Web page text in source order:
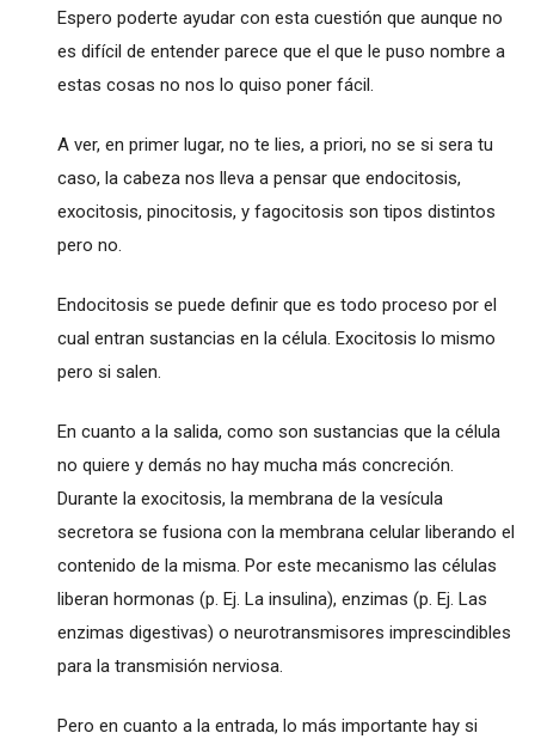
Espero poderte ayudar con esta cuestión que aunque no
es difícil de entender parece que el que le puso nombre a
estas cosas no nos lo quiso poner fácil.
A ver, en primer lugar, no te lies, a priori, no se si sera tu
caso, la cabeza nos lleva a pensar que endocitosis,
exocitosis, pinocitosis, y fagocitosis son tipos distintos
pero no.
Endocitosis se puede definir que es todo proceso por el
cual entran sustancias en la célula. Exocitosis lo mismo
pero si salen.
En cuanto a la salida, como son sustancias que la célula
no quiere y demás no hay mucha más concreción.
Durante la exocitosis, la membrana de la vesícula
secretora se fusiona con la membrana celular liberando el
contenido de la misma. Por este mecanismo las células
liberan hormonas (p. Ej. La insulina), enzimas (p. Ej. Las
enzimas digestivas) o neurotransmisores imprescindibles
para la transmisión nerviosa.
Pero en cuanto a la entrada, lo más importante hay si